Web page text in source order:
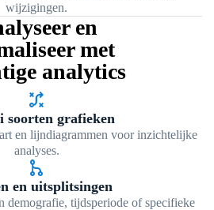
wijzigingen.
en
met
analytics
tactic
soorten grafieken
en lijndiagrammen voor inzichtelijke
analyses.
graph_1
en uitsplitsingen
demografie, tijdsperiode of specifieke